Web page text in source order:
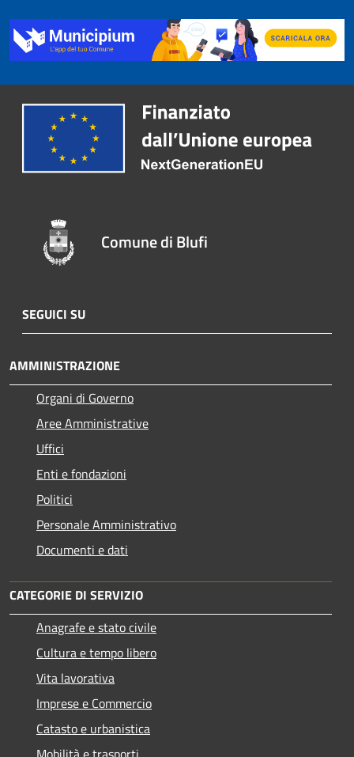
Comune di Blufi
SEGUICI SU
AMMINISTRAZIONE
Organi di Governo
Aree Amministrative
Uffici
Enti e fondazioni
Politici
Personale Amministrativo
Documenti e dati
CATEGORIE DI SERVIZIO
Anagrafe e stato civile
Cultura e tempo libero
Vita lavorativa
Imprese e Commercio
Catasto e urbanistica